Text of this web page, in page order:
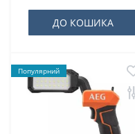
ДО КОШИКА
Популярний